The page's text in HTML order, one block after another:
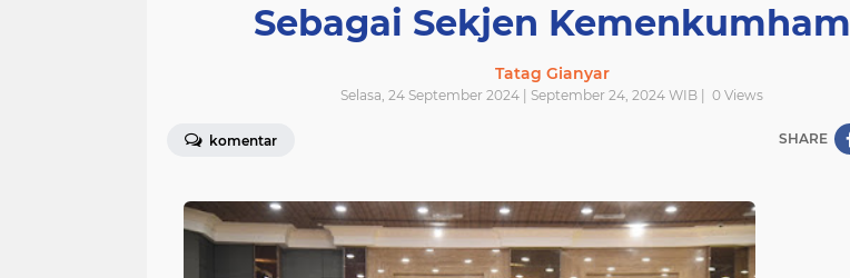
Sebagai Sekjen Kemenkumham
Tatag Gianyar
Selasa, 24 September 2024 | September 24, 2024 WIB | 0 Views
komentar SHARE